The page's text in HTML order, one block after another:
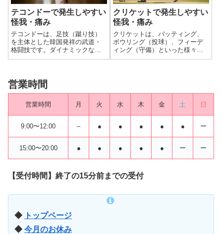
テコンドーで発生しやすい
怪我・痛み
テコンドーは、足技（蹴り技）
を主体とした韓国発祥の武道・
格闘技です。ダイナミックな蹴
り技、素早いステップ、そして
がかかります。特に、足首、
膝、股関節といった下肢の関節
クリケットで発生しやすい
怪我・痛み
クリケットは、バッティング、
ボウリング（投球）、フィーデ
ィング（守備）といった様々な
動作が組み合わさったスポーツ
営業時間
営業時間 月 火 水 木 金 土 日
9:00〜12:00 – ● ● ● ● ● ー
15:00〜20:00 ● ● ● ● ● ー ー
【受付時間】終了の15分前までの受付
◆
トップページ
◆ 今月のお休み